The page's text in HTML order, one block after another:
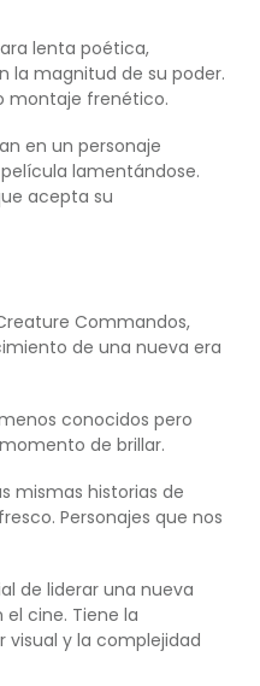
lenta poética,
la magnitud de su poder.
montaje frenético.
en un personaje
lamentándose.
acepta su
Commandos,
de una nueva era
conocidos pero
de brillar.
mismas historias de
Personajes que nos
de liderar una nueva
cine. Tiene la
visual y la complejidad